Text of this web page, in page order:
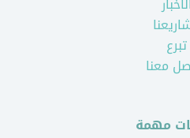
تبرع
معنا
مهمة